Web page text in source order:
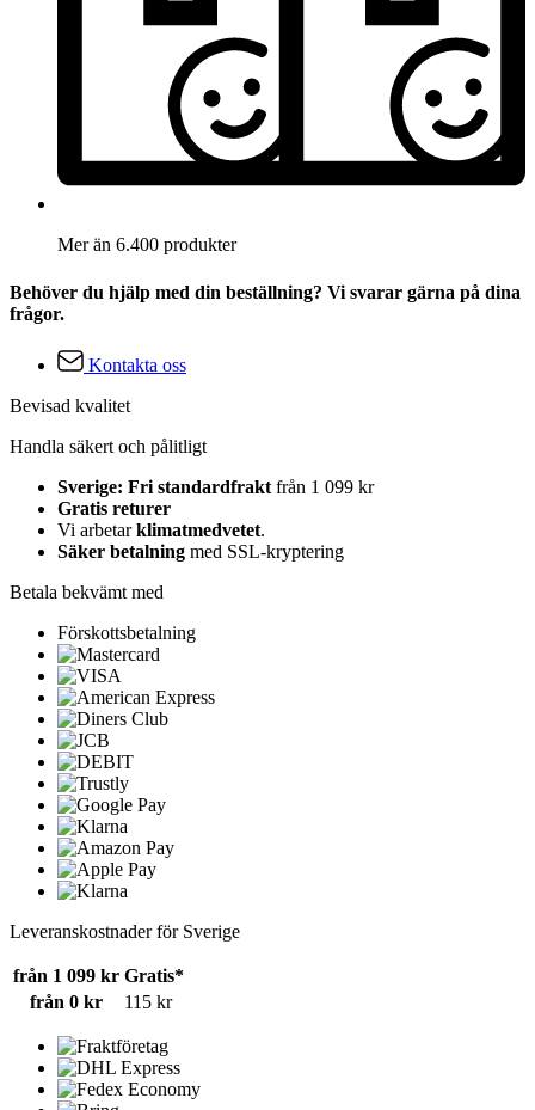
Mer än 6.400 produkter
Behöver du hjälp med din beställning? Vi svarar gärna på dina
frågor.
Kontakta oss
Bevisad kvalitet
Handla säkert och pålitligt
Sverige: Fri standardfrakt från 1 099 kr
Gratis returer
Vi arbetarklimatmedvetet.
Säker betalning med SSL-kryptering
Betala bekvämt med
Förskottsbetalning
Leveranskostnader för Sverige
från 1 099 kr Gratis*
från 0 kr
115 kr